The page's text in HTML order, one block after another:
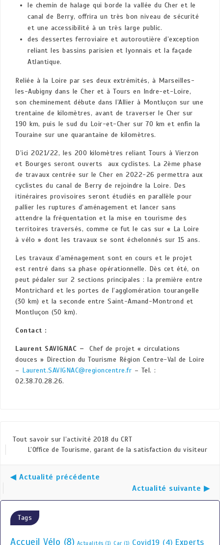
le chemin de halage qui borde la vallée du Cher et le
canal de Berry, offrira un très bon niveau de sécurité
et une accessibilité à un très large public.
des dessertes ferroviaire et autoroutière d’exception
reliant les bassins parisien et lyonnais et la façade
Atlantique.
Reliée à la Loire par ses deux extrémités, à Marseilles-
les-Aubigny dans le Cher et à Tours en Indre-et-Loire,
son cheminement débute dans l’Allier à Montluçon sur une
trentaine de kilomètres, avant de traverser le Cher sur
190 km, puis le sud du Loir-et-Cher sur 70 km et enfin la
Touraine sur une quarantaine de kilomètres.
D’ici 2021/22, les 200 kilomètres reliant Tours à Vierzon
et Bourges seront ouverts aux cyclistes. La 2ème phase
de travaux centrée sur le Cher en 2022-26 permettra aux
cyclistes du canal de Berry de rejoindre la Loire. Des
itinéraires provisoires seront étudiés en parallèle pour
pallier les ruptures d’aménagement et lancer sans
attendre la fréquentation et la mise en tourisme des
territoires traversés, comme ce fut le cas sur « La Loire
à vélo » dont les travaux se sont échelonnés sur 15 ans.
Les travaux d’aménagement sont en cours et le projet
est rentré dans sa phase opérationnelle. Dès cet été, on
peut pédaler sur 2 sections principales : la première entre
Montrichard et les portes de l’agglomération tourangelle
(30 km) et la seconde entre Saint-Amand-Montrond et
Montluçon (50 km).
Contact :
Laurent SAVIGNAC – Chef de projet « circulations
douces » Direction du Tourisme Région Centre-Val de Loire
– Laurent.SAVIGNAC@regioncentre.fr – Tel. :
02.38.70.28.26.
Tout savoir sur l’activité 2018 du CRT
L’Office de Tourisme, garant de la satisfaction du visiteur
◀ Actualité précédente
Actualité suivante ▶
Tags
Accueil Vélo (8) Actualités (1) Car (1) Covid19 (4) Experts